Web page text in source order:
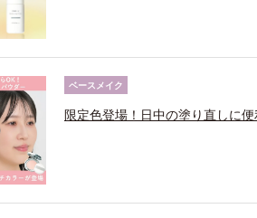
ベースメイク
限定色登場！日中の塗り直しに